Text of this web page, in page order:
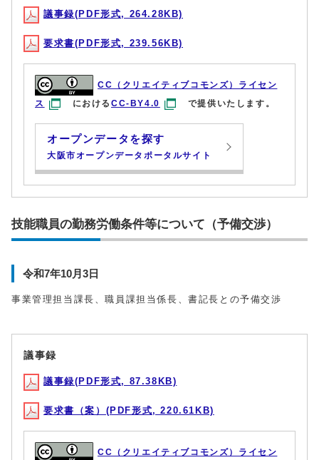
議事録(PDF形式, 264.28KB)
要求書(PDF形式, 239.56KB)
CC（クリエイティブコモンズ）ライセン
ス
におけるCC-BY4.0 で提供いたします。
オープンデータを探す
大阪市オープンデータポータルサイト
技能職員の勤務労働条件等について（予備交渉）
令和7年10月3日
事業管理担当課長、職員課担当係長、書記長との予備交渉
議事録
議事録(PDF形式, 87.38KB)
要求書（案）(PDF形式, 220.61KB)
CC（クリエイティブコモンズ）ライセン